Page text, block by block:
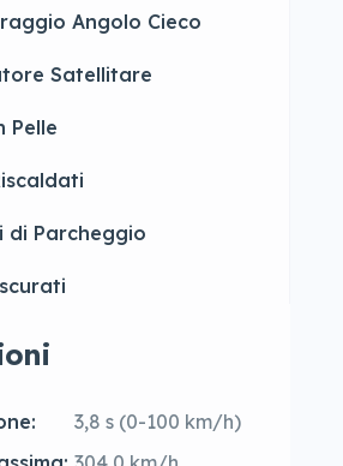
Angolo Cieco
Satellitare
Pelle
di Parcheggio
3,8 s (0-100 km/h)